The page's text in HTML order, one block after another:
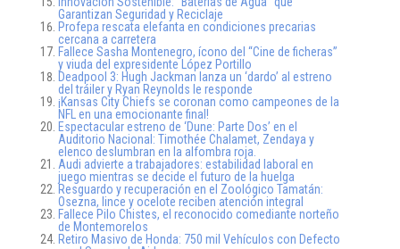
Garantizan Seguridad y Reciclaje
Profepa rescata elefanta en condiciones precarias
cercana a carretera
Fallece Sasha Montenegro, ícono del “Cine de ficheras”
y viuda del expresidente López Portillo
Deadpool 3: Hugh Jackman lanza un ‘dardo’ al estreno
del tráiler y Ryan Reynolds le responde
¡Kansas City Chiefs se coronan como campeones de la
NFL en una emocionante final!
Espectacular estreno de ‘Dune: Parte Dos’ en el
Auditorio Nacional: Timothée Chalamet, Zendaya y
elenco deslumbran en la alfombra roja.
Audi advierte a trabajadores: estabilidad laboral en
juego mientras se decide el futuro de la huelga
Resguardo y recuperación en el Zoológico Tamatán:
Osezna, lince y ocelote reciben atención integral
Fallece Pilo Chistes, el reconocido comediante norteño
de Montemorelos
Retiro Masivo de Honda: 750 mil Vehículos con Defecto